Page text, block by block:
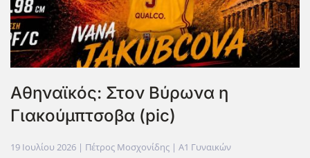
Αθηναϊκός: Στον Βύρωνα η
Γιακούμπτσοβα (pic)
19 Ιουλίου 2026 | Πέτρος Μοσχονίδης | Α1 Γυναικών